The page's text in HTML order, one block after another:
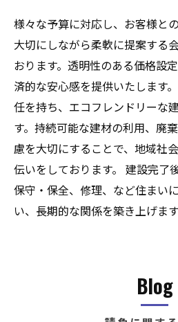
様々な予算に対応し、お客様と
大切にしながら柔軟に提案する
おります。透明性のある価格設
済的な安心感を提供いたします
任を持ち、エコフレンドリーな
す。持続可能な建材の利用、廃
慮を大切にすることで、地域社
伝いをしております。 建設完了
保守・保全、修理、など住まい
い、長期的な関係を築き上げます
Blog